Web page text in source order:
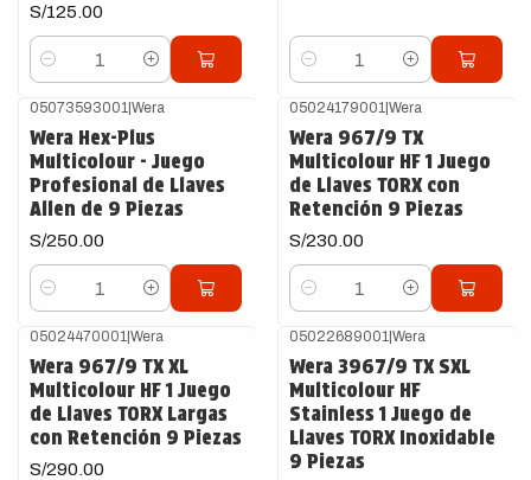
S/125.00
Cantidad Cantidad
05073593001 |Wera
Wera Hex-Plus
Multicolour - Juego
Profesional de Llaves
Allen de 9 Piezas
S/250.00
Cantidad
05024179001 |Wera
Wera 967/9 TX
Multicolour HF 1 Juego
de Llaves TORX con
Retención 9 Piezas
S/230.00
Cantidad
05024470001 |Wera
Wera 967/9 TX XL
Multicolour HF 1 Juego
de Llaves TORX Largas
con Retención 9 Piezas
S/290.00
05022689001 |Wera
Wera 3967/9 TX SXL
Multicolour HF
Stainless 1 Juego de
Llaves TORX Inoxidable
9 Piezas